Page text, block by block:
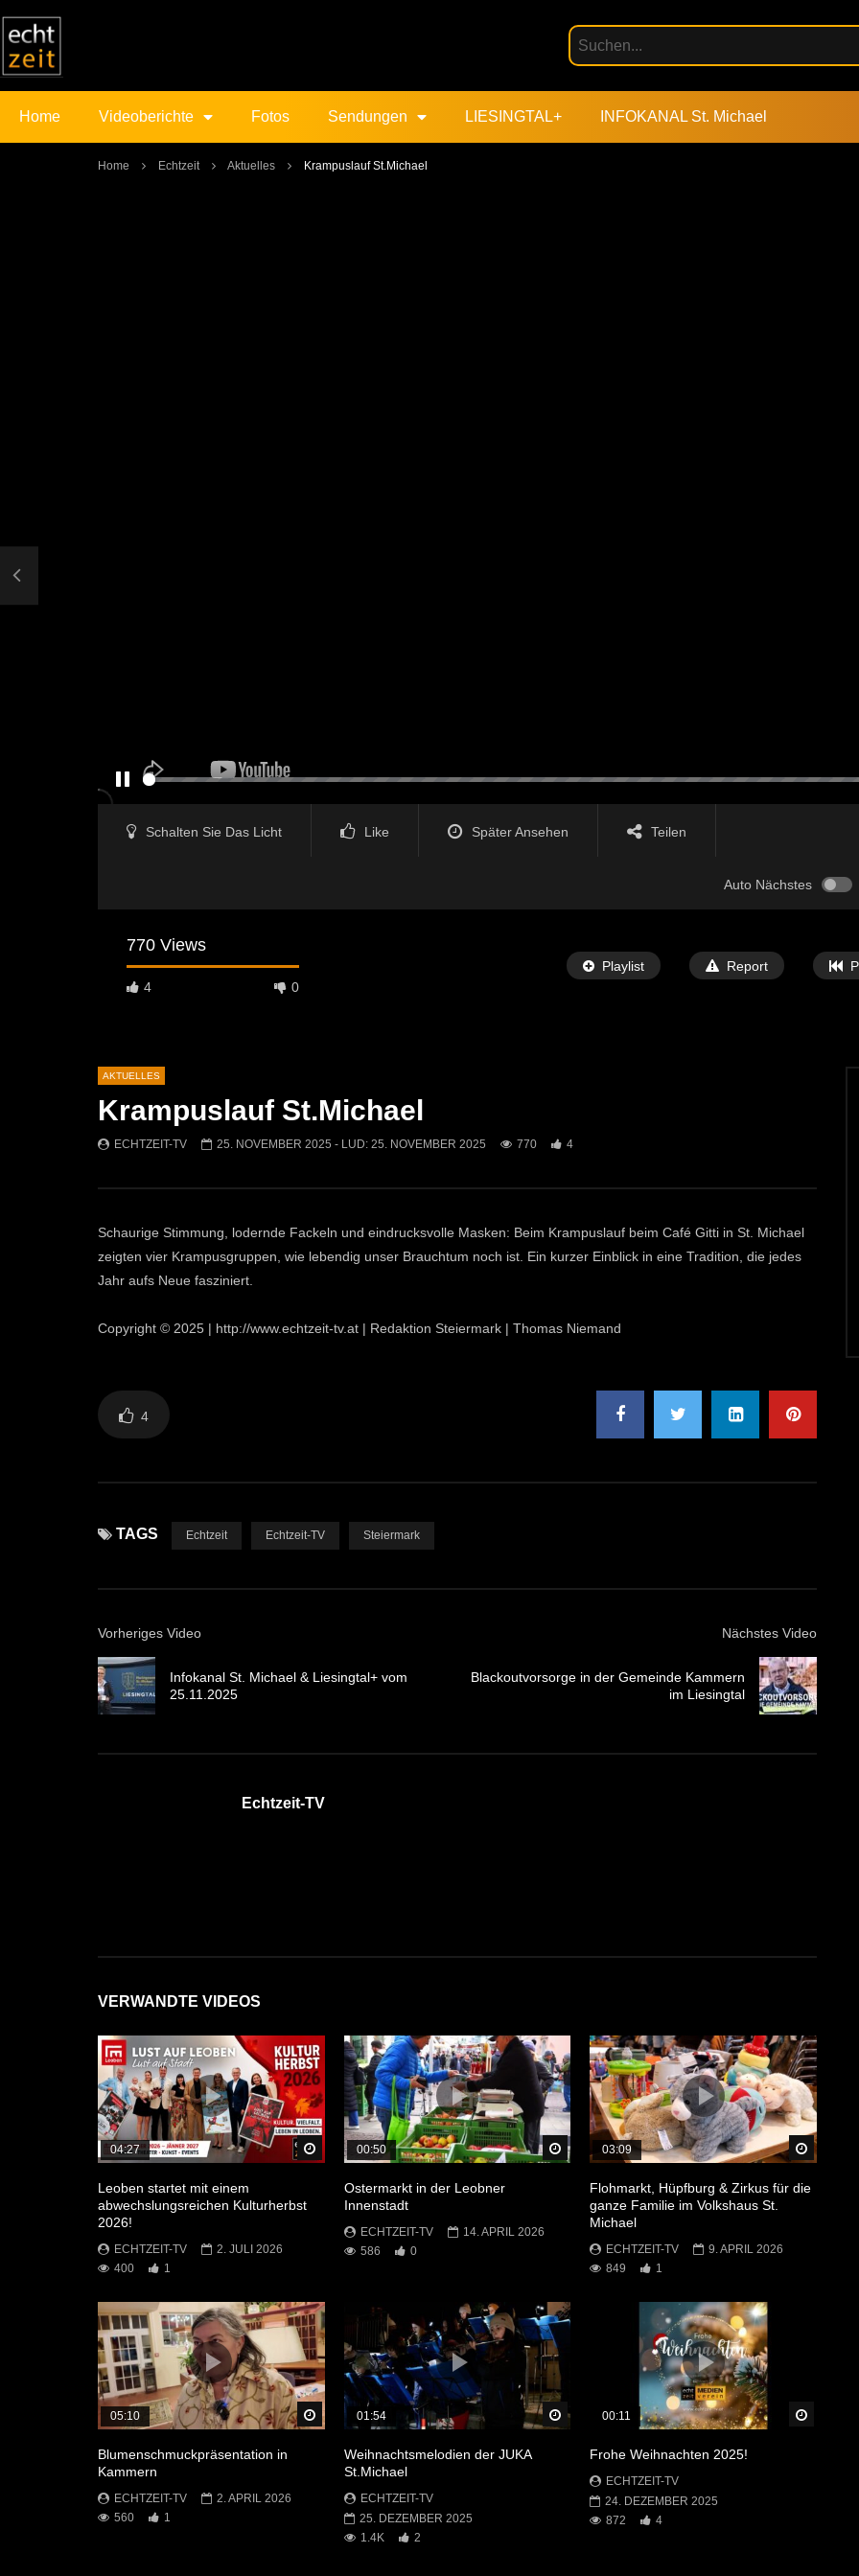
Home Videoberichte Fotos Sendungen LIESINGTAL+ INFOKANAL St. Michael
Home Echtzeit Aktuelles Krampuslauf St.Michael
Schalten Sie Das Licht Like Später Ansehen Teilen
Auto Nächstes
770 Views
4 0
Playlist Report
Später Ansehen
04:27
400
1
00:50
AKTUELLES
Krampuslauf St.Michael
ECHTZEIT-TV 25. NOVEMBER 2025 - LUD: 25. NOVEMBER 2025 770 4
Schaurige Stimmung, lodernde Fackeln und eindrucksvolle Masken: Beim Krampuslauf beim Café Gitti in St. Michael
zeigten vier Krampusgruppen, wie lebendig unser Brauchtum noch ist. Ein kurzer Einblick in eine Tradition, die jedes
Jahr aufs Neue fasziniert.
Copyright © 2025 | http://www.echtzeit-tv.at | Redaktion Steiermark | Thomas Niemand
4
TAGS Echtzeit Echtzeit-TV Steiermark
Vorheriges Video
Infokanal St. Michael & Liesingtal+ vom
25.11.2025
Nächstes Video
Blackoutvorsorge in der Gemeinde Kammern
im Liesingtal
Echtzeit-TV
VERWANDTE VIDEOS
Später Ansehen
04:27
Leoben startet mit einem
abwechslungsreichen Kulturherbst
2026!
ECHTZEIT-TV
2. JULI 2026
400
1
Später Ansehen
00:50
Ostermarkt in der Leobner
Innenstadt
ECHTZEIT-TV
14. APRIL 2026
586
0
Später
03:09
Flohmarkt, Hüpfburg & Zirkus für die
ganze Familie im Volkshaus St.
Michael
ECHTZEIT-TV
9. APRIL 2026
849
1
Später Ansehen
05:10
Blumenschmuckpräsentation in
Kammern
ECHTZEIT-TV
2. APRIL 2026
560
1
Später Ansehen
01:54
Weihnachtsmelodien der JUKA
St.Michael
ECHTZEIT-TV
25. DEZEMBER 2025
1.4K
2
00:11
Frohe Weihnachten 2025!
ECHTZEIT-TV
24. DEZEMBER 2025
872
4